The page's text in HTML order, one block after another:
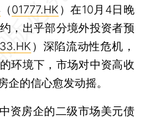
（01777.HK ）在10月4日晚
，出乎部分境外投资者预
）深陷流动性危机，
环境下，市场对中资高收
企的信心愈发动摇。
房企的二级市场美元债